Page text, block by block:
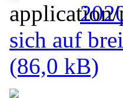
sich auf
(86,0 kB)